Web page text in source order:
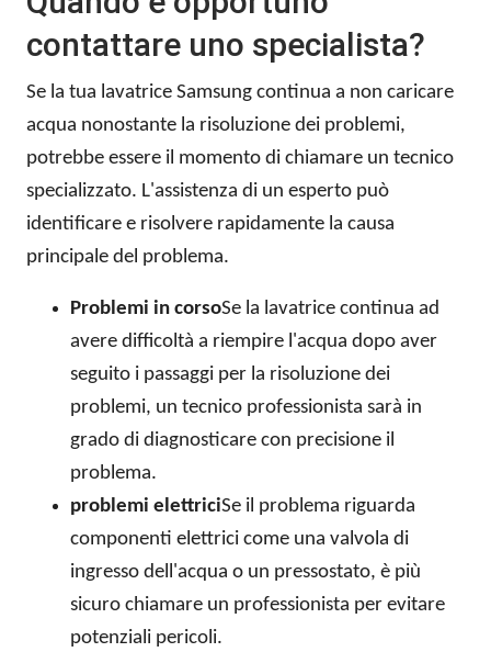
contattare uno specialista?
Se la tua lavatrice Samsung continua a non caricare
acqua nonostante la risoluzione dei problemi,
potrebbe essere il momento di chiamare un tecnico
specializzato. L'assistenza di un esperto può
identificare e risolvere rapidamente la causa
principale del problema.
Problemi in corsoSe la lavatrice continua ad
avere difficoltà a riempire l'acqua dopo aver
seguito i passaggi per la risoluzione dei
problemi, un tecnico professionista sarà in
grado di diagnosticare con precisione il
problema.
problemi elettriciSe il problema riguarda
componenti elettrici come una valvola di
ingresso dell'acqua o un pressostato, è più
sicuro chiamare un professionista per evitare
potenziali pericoli.